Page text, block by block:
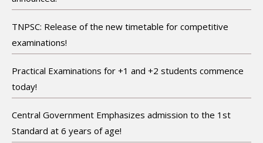
TNPSC: Release of the new timetable for competitive
examinations!
Practical Examinations for +1 and +2 students commence
today!
Central Government Emphasizes admission to the 1st
Standard at 6 years of age!